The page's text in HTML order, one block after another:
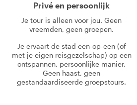
Privé en persoonlijk
Je tour is alleen voor jou. Geen
vreemden, geen groepen.
Je ervaart de stad een-op-een (of
met je eigen reisgezelschap) op een
ontspannen, persoonlijke manier.
Geen haast, geen
gestandaardiseerde groepstours.